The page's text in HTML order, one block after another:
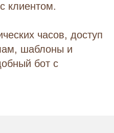
клиентом.
часов, доступ
шаблоны и
бот с